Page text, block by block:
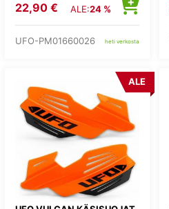
22,90 € ALE:24 %
UFO-PM01660026 heti verkosta
ALE